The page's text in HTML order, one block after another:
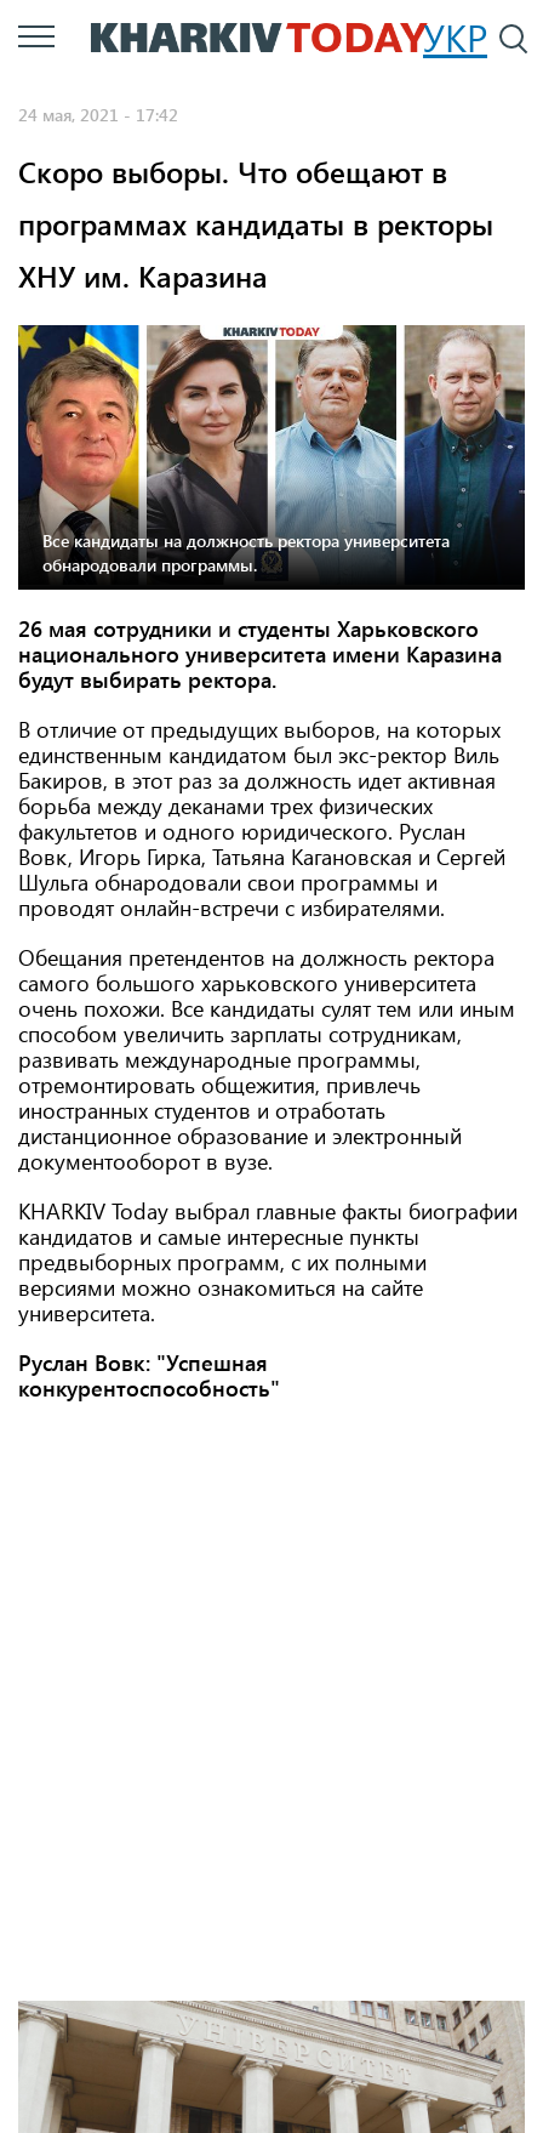
Перейти
к
УКР
24 мая, 2021 - 17:42
Скоро выборы. Что обещают в
программах кандидаты в ректоры
ХНУ им. Каразина
Все кандидаты на должность ректора университета
обнародовали программы.
26 мая сотрудники и студенты Харьковского
национального университета имени Каразина
будут выбирать ректора.
В отличие от предыдущих выборов, на которых
единственным кандидатом был экс-ректор Виль
Бакиров, в этот раз за должность идет активная
борьба между деканами трех физических
факультетов и одного юридического. Руслан
Вовк, Игорь Гирка, Татьяна Кагановская и Сергей
Шульга обнародовали свои программы и
проводят онлайн-встречи с избирателями.
Обещания претендентов на должность ректора
самого большого харьковского университета
очень похожи. Все кандидаты сулят тем или иным
способом увеличить зарплаты сотрудникам,
развивать международные программы,
отремонтировать общежития, привлечь
иностранных студентов и отработать
дистанционное образование и электронный
документооборот в вузе.
KHARKIV Today выбрал главные факты биографии
кандидатов и самые интересные пункты
предвыборных программ, с их полными
версиями можно ознакомиться на сайте
университета.
Руслан Вовк: "Успешная
конкурентоспособность"